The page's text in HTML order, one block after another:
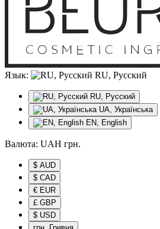
Язык: RU, Русский
RU, Русский
UA, Українська
EN, English
Валюта: UAH грн.
$ AUD
$ CAD
€ EUR
£ GBP
$ USD